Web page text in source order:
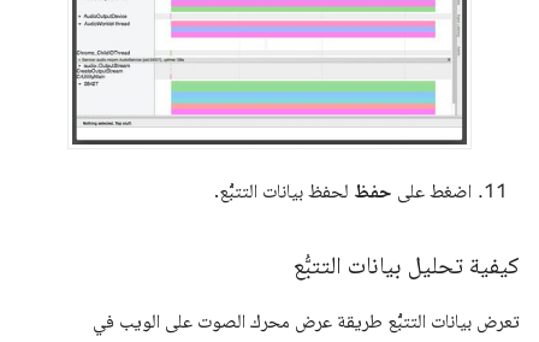
اضغط على حفظ لحفظ بيانات التتبُّع.
كيفية تحليل بيانات التتبُّع
تعرض بيانات التتبُّع طريقة عرض محرك الصوت على الويب في